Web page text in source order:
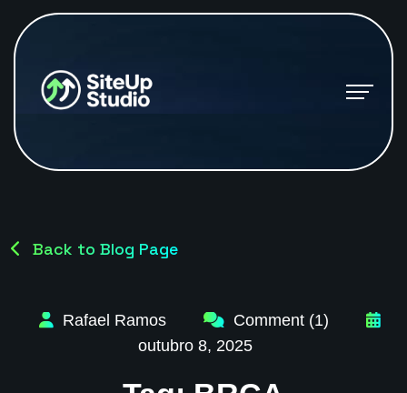
Back to Blog Page
Rafael Ramos
Comment (1)
outubro 8, 2025